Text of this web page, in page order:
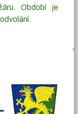
Období je